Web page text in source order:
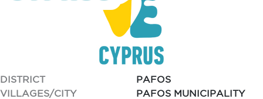
DISTRICT
PAFOS
VILLAGES/CITY
PAFOS MUNICIPALITY